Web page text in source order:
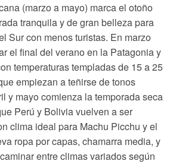
(marzo a mayo) marca el otoño
tranquila y de gran belleza para
Sur con menos turistas. En marzo
el final del verano en la Patagonia y
temperaturas templadas de 15 a 25
empiezan a teñirse de tonos
y mayo comienza la temporada seca
Perú y Bolivia vuelven a ser
clima ideal para Machu Picchu y el
ropa por capas, chamarra media, y
entre climas variados según